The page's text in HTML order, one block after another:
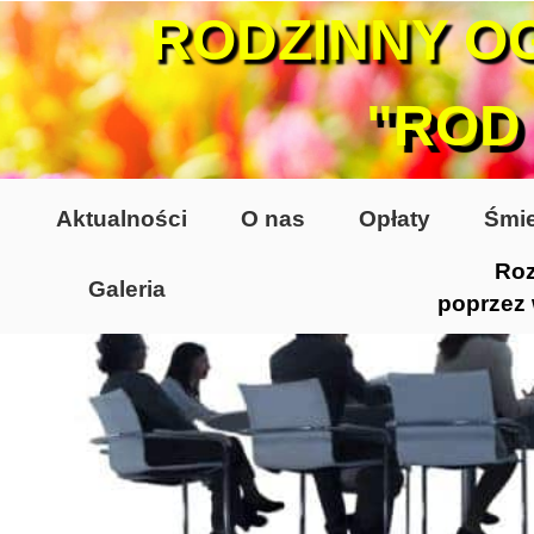
poprzez
Galeria
Lata 70-te, lata 80-te
Altany lata 70-te, 80-te
Dzień Działkowca 2005
Aktualności O nas Opłaty
RODZINNY